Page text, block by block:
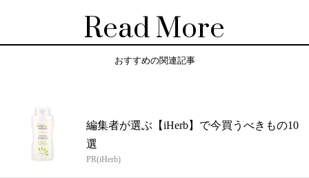
Read More
おすすめの関連記事
編集者が選ぶ【iHerb】で今買うべきもの10
選
PR(iHerb)